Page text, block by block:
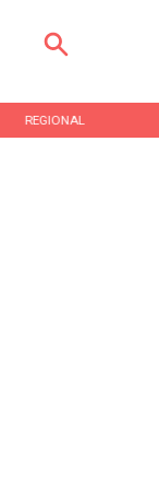
REGIONAL